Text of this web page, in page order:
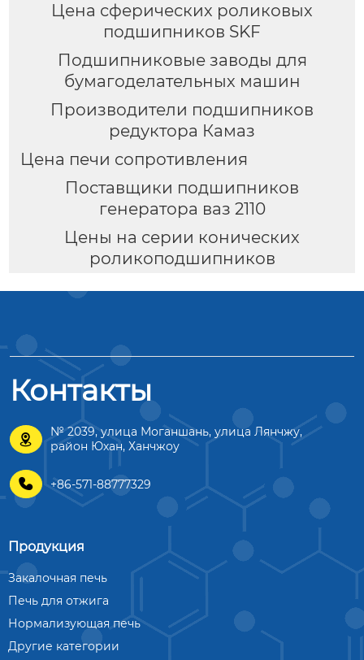
Цена сферических роликовых
подшипников SKF
Подшипниковые заводы для
бумагоделательных машин
Производители подшипников
редуктора Камаз
Цена печи сопротивления
Поставщики подшипников
генератора ваз 2110
Цены на серии конических
роликоподшипников
Контакты

№ 2039, улица Моганшань, улица Лянчжу,
район Юхан, Ханчжоу
 +86-571-88777329
Продукция
Закалочная печь
Печь для отжига
Нормализующая печь
Другие категории